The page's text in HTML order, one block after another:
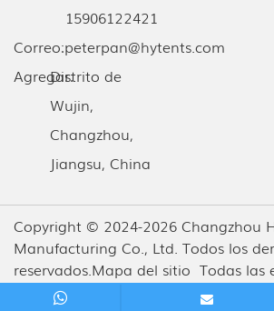
Agregar:Distrito de
Wujin,
Changzhou,
Jiangsu, China
15906122421
Correo:peterpan@hytents.com
Copyright © 2024-2026 Changzhou
Manufacturing Co., Ltd. Todos los
reservados.Mapa del sitio Todas las